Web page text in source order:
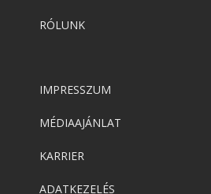
RÓLUNK
IMPRESSZUM
MÉDIAAJÁNLAT
KARRIER
ADATKEZELÉS